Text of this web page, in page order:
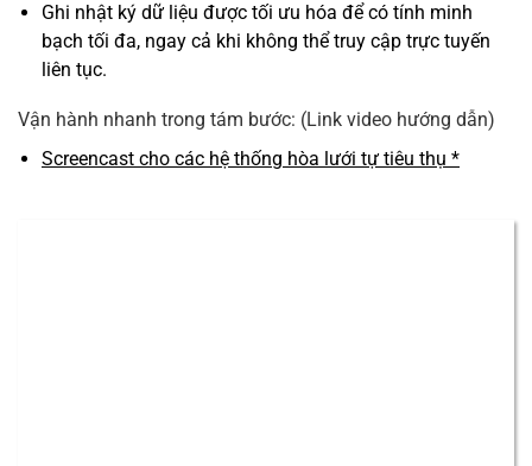
Ghi nhật ký dữ liệu được tối ưu hóa để có tính minh
bạch tối đa, ngay cả khi không thể truy cập trực tuyến
liên tục.
Vận hành nhanh trong tám bước: (Link video hướng dẫn)
Screencast cho các hệ thống hòa lưới tự tiêu thụ *